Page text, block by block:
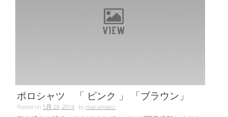
ポロシャツ 「 ピンク 」 「ブラウン」
Posted on 5月 28, 2014 bymarumocci